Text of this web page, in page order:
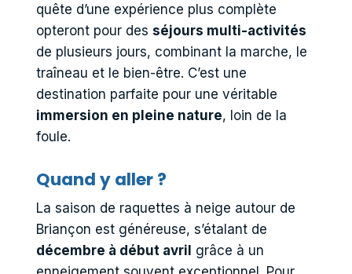
quête d’une expérience plus complète
opteront pour des séjours multi-activités
de plusieurs jours, combinant la marche, le
traîneau et le bien-être. C’est une
destination parfaite pour une véritable
immersion en pleine nature, loin de la
foule.
Quand y aller ?
La saison de raquettes à neige autour de
Briançon est généreuse, s’étalant de
décembre à début avril grâce à un